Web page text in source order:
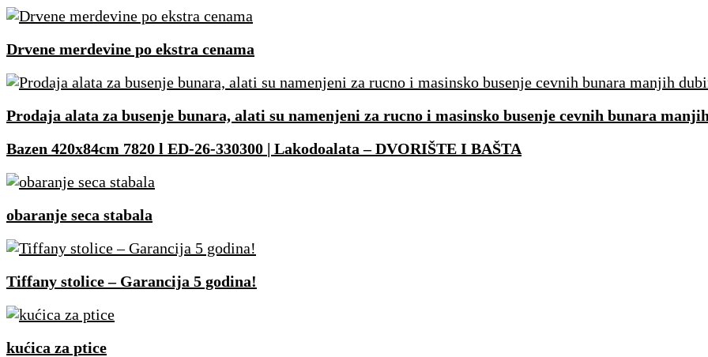
Drvene merdevine po ekstra cenama
Prodaja alata za busenje bunara, alati su namenjeni za rucno i masinsko busenje cevnih bunara
Bazen 420x84cm 7820 l ED-26-330300 | Lakodoalata – DVORIŠTE I BAŠTA
obaranje seca stabala
Tiffany stolice – Garancija 5 godina!
kućica za ptice